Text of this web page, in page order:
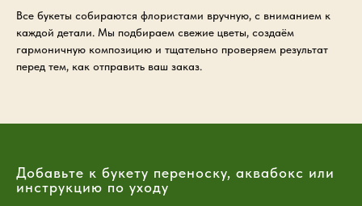
Все букеты собираются флористами вручную, с вниманием к
каждой детали. Мы подбираем свежие цветы, создаём
гармоничную композицию и тщательно проверяем результат
перед тем, как отправить ваш заказ.
Добавьте к букету переноску, аквабокс или
инструкцию по уходу